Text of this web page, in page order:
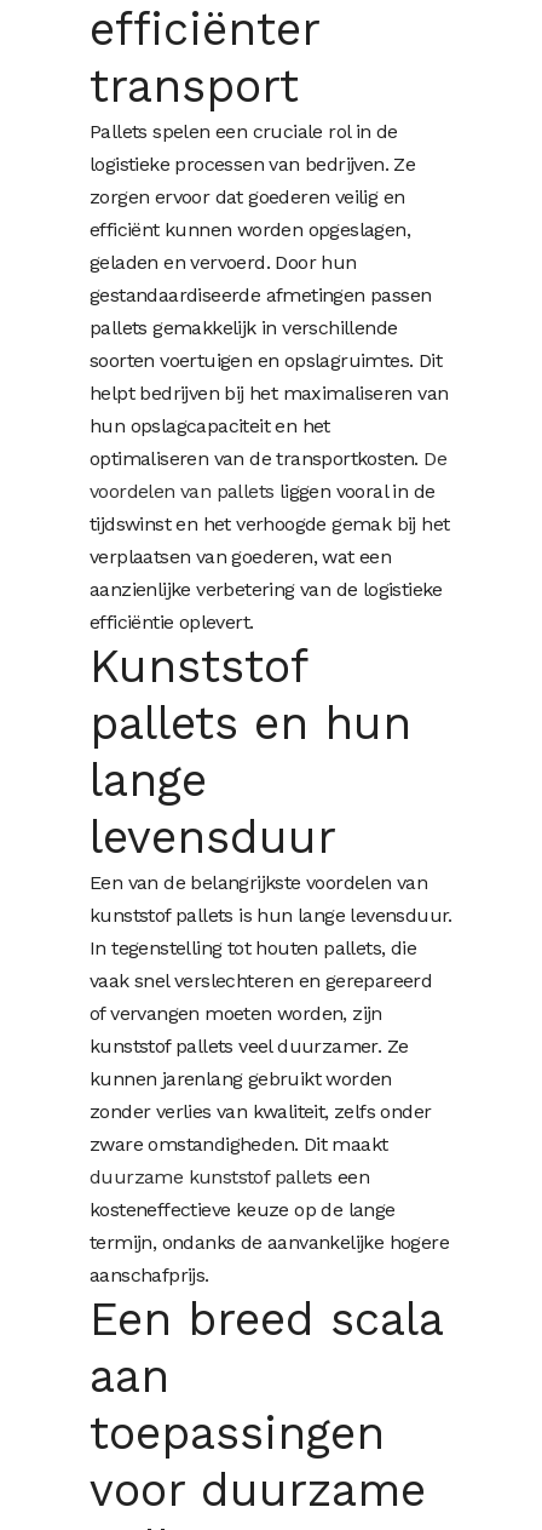
efficiënter
transport
Pallets spelen een cruciale rol in de
logistieke processen van bedrijven. Ze
zorgen ervoor dat goederen veilig en
efficiënt kunnen worden opgeslagen,
geladen en vervoerd. Door hun
gestandaardiseerde afmetingen passen
pallets gemakkelijk in verschillende
soorten voertuigen en opslagruimtes. Dit
helpt bedrijven bij het maximaliseren van
hun opslagcapaciteit en het
optimaliseren van de transportkosten. De
voordelen van pallets liggen vooral in de
tijdswinst en het verhoogde gemak bij het
verplaatsen van goederen, wat een
aanzienlijke verbetering van de logistieke
efficiëntie oplevert.
Kunststof
pallets en hun
lange
levensduur
Een van de belangrijkste voordelen van
kunststof pallets is hun lange levensduur.
In tegenstelling tot houten pallets, die
vaak snel verslechteren en gerepareerd
of vervangen moeten worden, zijn
kunststof pallets veel duurzamer. Ze
kunnen jarenlang gebruikt worden
zonder verlies van kwaliteit, zelfs onder
zware omstandigheden. Dit maakt
duurzame kunststof pallets een
kosteneffectieve keuze op de lange
termijn, ondanks de aanvankelijke hogere
aanschafprijs.
Een breed scala
aan
toepassingen
voor duurzame